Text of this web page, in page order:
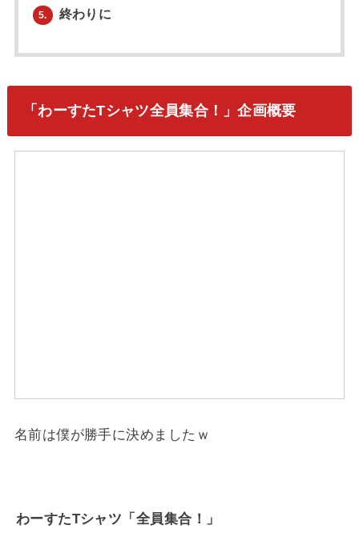
5. 終わりに
「わーすたTシャツ全員集合！」企画概要
名前は僕が勝手に決めましたｗ
わーすたTシャツ「全員集合！」